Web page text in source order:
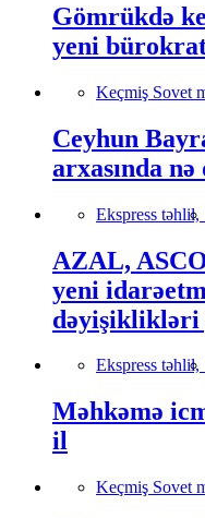
Gömrükdə
yeni
Keçmiş Sovet
Ceyhun
arxasında nə
Ekspress təhlil,
AZAL,
yeni
Ekspress təhlil,
Məhkəmə
il
Keçmiş Sovet